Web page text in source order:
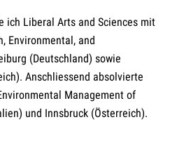
ich Liberal Arts and Sciences mit
Environmental, and
(Deutschland) sowie
Anschliessend absolvierte
Management of
und Innsbruck (Österreich).